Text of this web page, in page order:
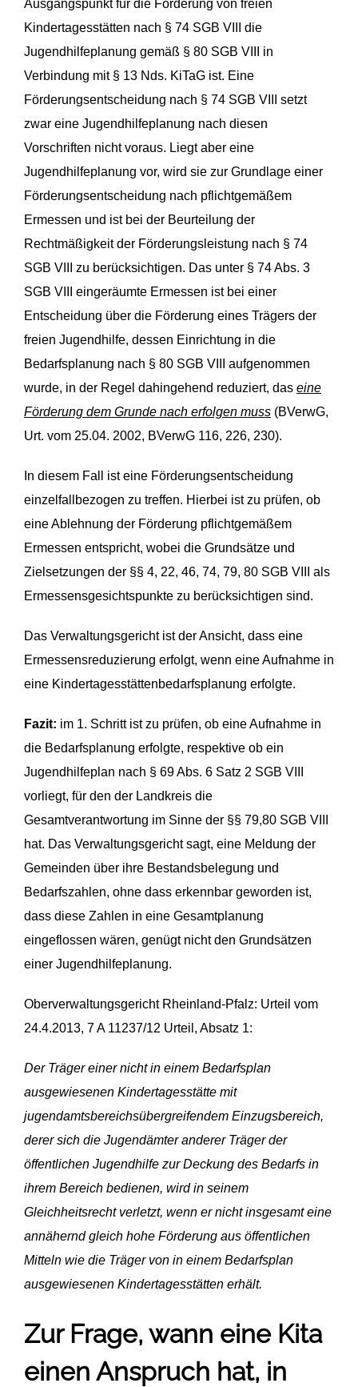
Ausgangspunkt für die Förderung von freien
Kindertagesstätten nach § 74 SGB VIII die
Jugendhilfeplanung gemäß § 80 SGB VIII in
Verbindung mit § 13 Nds. KiTaG ist. Eine
Förderungsentscheidung nach § 74 SGB VIII setzt
zwar eine Jugendhilfeplanung nach diesen
Vorschriften nicht voraus. Liegt aber eine
Jugendhilfeplanung vor, wird sie zur Grundlage einer
Förderungsentscheidung nach pflichtgemäßem
Ermessen und ist bei der Beurteilung der
Rechtmäßigkeit der Förderungsleistung nach § 74
SGB VIII zu berücksichtigen. Das unter § 74 Abs. 3
SGB VIII eingeräumte Ermessen ist bei einer
Entscheidung über die Förderung eines Trägers der
freien Jugendhilfe, dessen Einrichtung in die
Bedarfsplanung nach § 80 SGB VIII aufgenommen
wurde, in der Regel dahingehend reduziert, das eine
Förderung dem Grunde nach erfolgen muss (BVerwG,
Urt. vom 25.04. 2002, BVerwG 116, 226, 230).
In diesem Fall ist eine Förderungsentscheidung
einzelfallbezogen zu treffen. Hierbei ist zu prüfen, ob
eine Ablehnung der Förderung pflichtgemäßem
Ermessen entspricht, wobei die Grundsätze und
Zielsetzungen der §§ 4, 22, 46, 74, 79, 80 SGB VIII als
Ermessensgesichts­punkte zu berücksichtigen sind.
Das Verwaltungsgericht ist der Ansicht, dass eine
Ermessensreduzierung erfolgt, wenn eine Aufnahme in
eine Kindertagesstättenbedarfsplanung erfolgte.
Fazit: im 1. Schritt ist zu prüfen, ob eine Aufnahme in
die Bedarfsplanung erfolgte, respektive ob ein
Jugendhilfeplan nach § 69 Abs. 6 Satz 2 SGB VIII
vorliegt, für den der Landkreis die
Gesamtverantwortung im Sinne der §§ 79,80 SGB VIII
hat. Das Verwaltungsgericht sagt, eine Meldung der
Gemeinden über ihre Bestandsbelegung und
Bedarfszahlen, ohne dass erkennbar geworden ist,
dass diese Zahlen in eine Gesamtpla­nung
eingeflossen wären, genügt nicht den Grundsätzen
einer Jugendhilfeplanung.
Oberverwaltungsgericht Rheinland-Pfalz: Urteil vom
24.4.2013, 7 A 11237/12 Urteil, Absatz 1:
Der Träger einer nicht in einem Bedarfsplan
ausgewiesenen Kindertagesstätte mit
jugendamtsbereichsübergreifendem Einzugsbereich,
derer sich die Jugendämter anderer Träger der
öffentlichen Jugendhilfe zur Deckung des Bedarfs in
ihrem Bereich bedienen, wird in seinem
Gleichheitsrecht verletzt, wenn er nicht insgesamt eine
annähernd gleich hohe Förderung aus öffentlichen
Mitteln wie die Träger von in einem Bedarfsplan
ausgewiesenen Kindertagesstätten erhält.
Zur Frage, wann eine Kita
einen Anspruch hat, in